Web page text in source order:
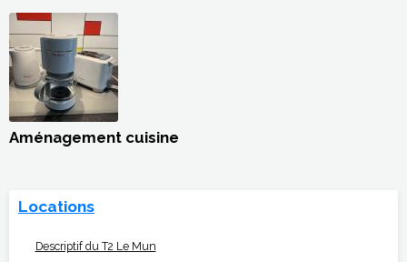
Aménagement cuisine
Locations
Descriptif du T2 Le Mun